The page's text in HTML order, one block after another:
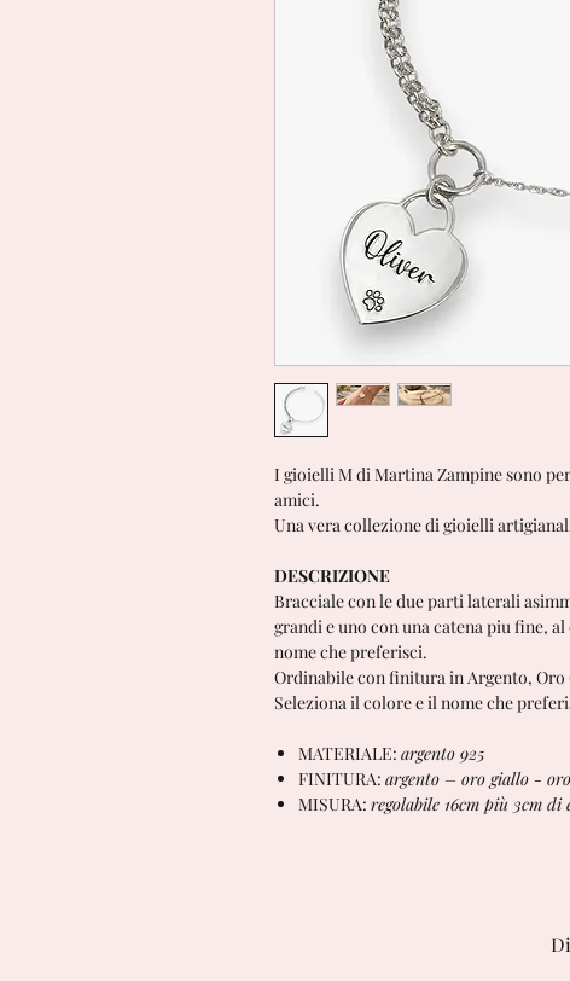
I gioielli M di Martina Zampine sono
amici.
Una vera collezione di gioielli
DESCRIZIONE
Bracciale con le due parti laterali
grandi e uno con una catena piu fine,
nome che preferisci.
Ordinabile con finitura in Argento, Oro
Seleziona il colore e il nome che
MATERIALE: argento 925
FINITURA: argento – oro giallo -
MISURA: regolabile 16cm più 3cm di